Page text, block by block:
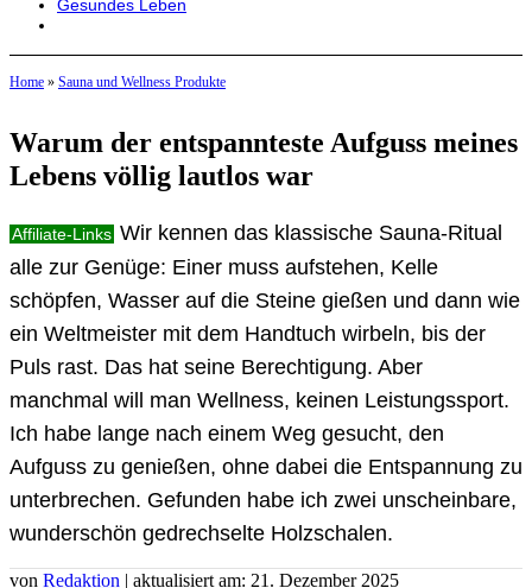
Gesundes Leben
Home » Sauna und Wellness Produkte
Warum der entspannteste Aufguss meines
Lebens völlig lautlos war
Affiliate-Links Wir kennen das klassische Sauna-Ritual
alle zur Genüge: Einer muss aufstehen, Kelle
schöpfen, Wasser auf die Steine gießen und dann wie
ein Weltmeister mit dem Handtuch wirbeln, bis der
Puls rast. Das hat seine Berechtigung. Aber
manchmal will man Wellness, keinen Leistungssport.
Ich habe lange nach einem Weg gesucht, den
Aufguss zu genießen, ohne dabei die Entspannung zu
unterbrechen. Gefunden habe ich zwei unscheinbare,
wunderschön gedrechselte Holzschalen.
von Redaktion | aktualisiert am: 21. Dezember 2025